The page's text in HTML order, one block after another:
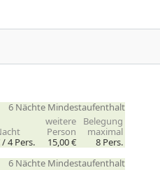
6 Nächte Mindestaufenthalt
weitere
Person
Belegung
maximal
/4Pers. 15,00 €
8 Pers.
6 Nächte Mindestaufenthalt